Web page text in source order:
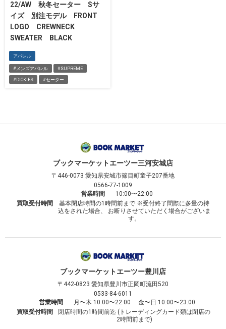
22/AW 秋冬セーター Sサ
イズ 別注モデル FRONT
LOGO CREWNECK
SWEATER BLACK
アパレル
#メンズアパレル #SUPREME
#DICKIES #セーター
ブックマーケットエーツー三河安城店
〒446-0073 愛知県安城市篠目町童子207番地
0566-77-1009
営業時間
10:00〜22:00
買取受付時間
基本閉店時間の1時間前まで ※受付終了間際に多量の持
込をされた場合、 お断りさせていただく場合がございま
す。
ブックマーケットエーツー豊川店
〒442-0823 愛知県豊川市正岡町流田520
0533-84-6011
営業時間
月〜木 10:00〜22:00 金〜日 10:00〜23:00
買取受付時間
閉店時間の1時間前迄 (トレーディングカード類は閉店の
2時間前まで)